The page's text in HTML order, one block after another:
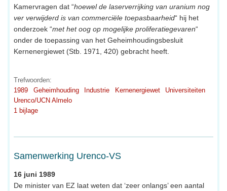
Kamervragen dat “hoewel de laserverrijking van uranium nog
ver verwijderd is van commerciële toepasbaarheid“ hij het
onderzoek “met het oog op mogelijke proliferatiegevaren“
onder de toepassing van het Geheimhoudingsbesluit
Kernenergiewet (Stb. 1971, 420) gebracht heeft.
Trefwoorden:
1989
Geheimhouding Industrie Kernenergiewet
Universiteiten
Urenco/UCN Almelo
1 bijlage
Samenwerking Urenco-VS
16 juni 1989
De minister van EZ laat weten dat ‘zeer onlangs’ een aantal